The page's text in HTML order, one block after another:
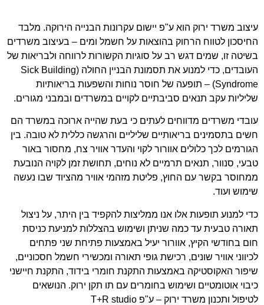
עיצוב משרד ירוק הוא ע"פ יישום עקרונות הבנייה הירוקה. מלבד
החיסכון לטווח הרחוק בהוצאות על חשמל ומים – בעיצוב משרדים
בשיטה זו, שמים דגש רב על סוגיות הקשורות לרווחה ולבריאות של
העובדים, כדי למנוע את תסמונת הבניין החולה (Sick Building
Syndrome) – תופעה של חוסר נוחות והשפעות בריאותיות
שליליות עקב תנאים סביבתיים לקויים במשרדים ובמבני מגורים.
עובדי משרדים מדווחים לעתים כי בעת שהייה ארוכה במשרד הם
חשים בתסמינים בריאותיים שליליים והרגשה כללית לא טובה. בין
הגורמים לכך כלולים אוורור לקוי והעדר אוויר צח, מחסור באור
טבעי, סנוור, תנאים תרמיים לא נוחים, תחושת זמן לקויה הנובעת
ממחוסר בקשר עם החוץ, פליטת מזהמי אוויר מהציוד שבו נעשה
שימוש ועוד.
כדי למנוע תופעות אלו אנו ממליצות להקפיד בין היתר, על ניצול
תאורה טבעית עד כמה שניתן ושימוש בהצללות למניעת כניסת
חום בחודשי הקיץ, אוורור יעיל באמצעות פתיחת שני פתחים
לכיווני אוויר שונים, רכישת גופי תאורה ומכשירי חשמל חסכוניים,
שיפור האקוסטיקה באמצעות התקנת חומרי בידוד, התקנת חיישני
כיבוי אוטומטיים ושימוש בחומרים עם תו תקן ירוק. הנושאים
לטיפול ותכנון משרד ירוק – ע"פ T+R studio